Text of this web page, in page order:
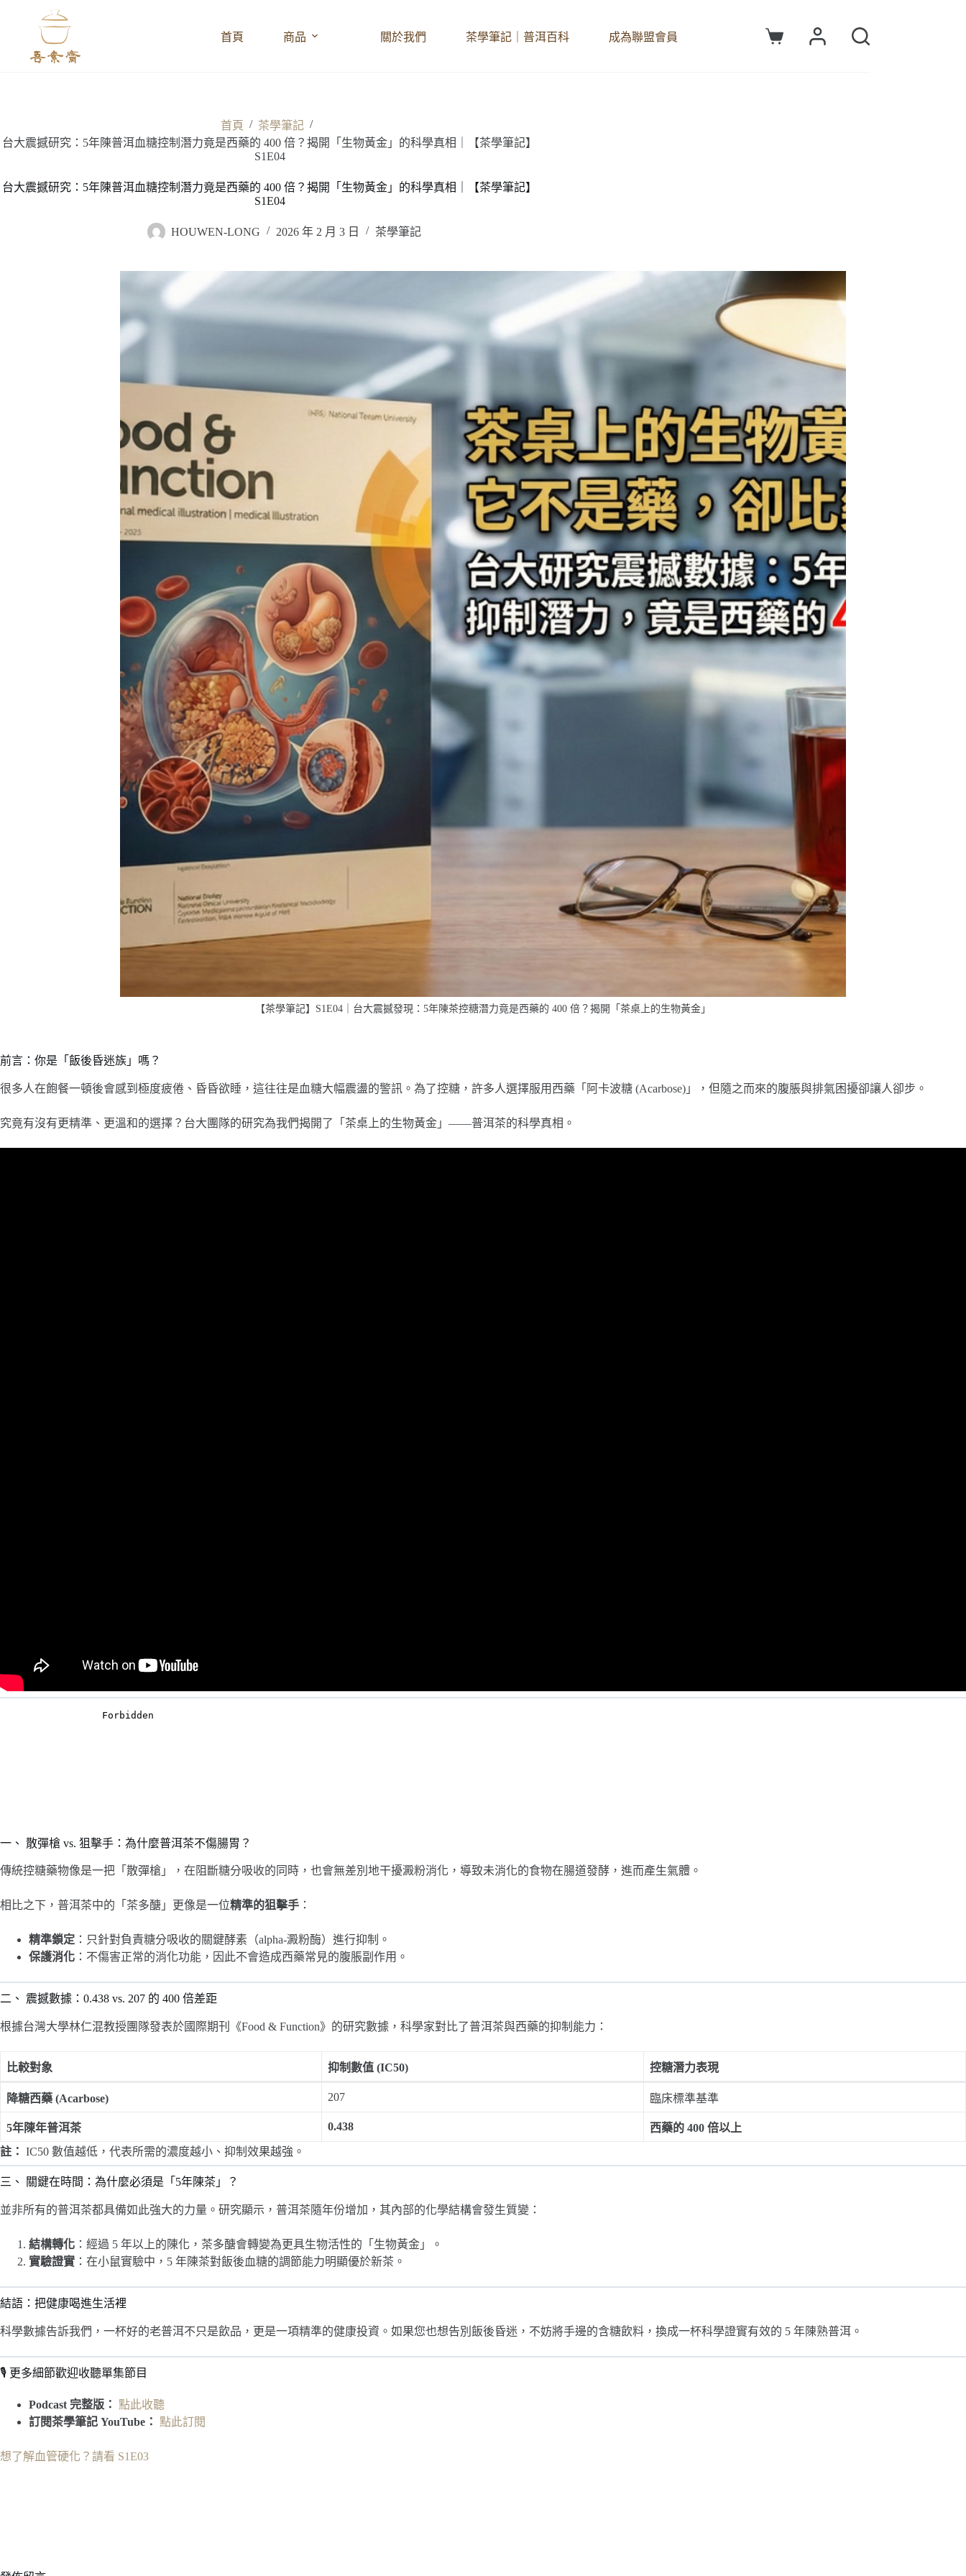
首頁 商品 關於我們 茶學筆記｜普洱百科 成為聯盟會員
購
首頁 / 茶學筆記 /
台大震撼研究：5年陳普洱血糖控制潛力竟是西藥的 400 倍？揭開「生物黃金」的科學真相｜【茶學筆記】
S1E04
台大震撼研究：5年陳普洱血糖控制潛力竟是西藥的 400 倍？揭開「生物黃金」的科學真相｜【茶學筆記】
S1E04
HOUWEN-LONG 2026 年 2 月 3 日 茶學筆記
【茶學筆記】S1E04｜台大震撼發現：5年陳茶控糖潛力竟是西藥的 400 倍？揭開「茶桌上的生物黃金」
前言：你是「飯後昏迷族」嗎？
很多人在飽餐一頓後會感到極度疲倦、昏昏欲睡，這往往是血糖大幅震盪的警訊。為了控糖，許多人選擇服用西藥「阿卡波糖 (Acarbose)」，但隨之而來的腹脹與排氣困擾卻讓人卻步。
究竟有沒有更精準、更溫和的選擇？台大團隊的研究為我們揭開了「茶桌上的生物黃金」——普洱茶的科學真相。
一、 散彈槍 vs. 狙擊手：為什麼普洱茶不傷腸胃？
傳統控糖藥物像是一把「散彈槍」，在阻斷糖分吸收的同時，也會無差別地干擾澱粉消化，導致未消化的食物在腸道發酵，進而產生氣體。
相比之下，普洱茶中的「茶多醣」更像是一位精準的狙擊手 ：
精準鎖定 ：只針對負責糖分吸收的關鍵酵素（alpha-澱粉酶）進行抑制。
保護消化 ：不傷害正常的消化功能，因此不會造成西藥常見的腹脹副作用。
二、 震撼數據：0.438 vs. 207 的 400 倍差距
根據台灣大學林仁混教授團隊發表於國際期刊《Food & Function》的研究數據，科學家對比了普洱茶與西藥的抑制能力：
比較對象 抑制數值 (IC50​) 控糖潛力表現
降糖西藥 (Acarbose) 207 臨床標準基準
5年陳年普洱茶 0.438
西藥的 400 倍以上
註： IC50 數值越低，代表所需的濃度越小、抑制效果越強。
三、 關鍵在時間：為什麼必須是「5年陳茶」？
並非所有的普洱茶都具備如此強大的力量。研究顯示，普洱茶隨年份增加，其內部的化學結構會發生質變：
結構轉化 ：經過 5 年以上的陳化，茶多醣會轉變為更具生物活性的「生物黃金」。
實驗證實 ：在小鼠實驗中，5 年陳茶對飯後血糖的調節能力明顯優於新茶。
結語：把健康喝進生活裡
科學數據告訴我們，一杯好的老普洱不只是飲品，更是一項精準的健康投資。如果您也想告別飯後昏迷，不妨將手邊的含糖飲料，換成一杯科學證實有效的 5 年陳熟普洱。
🎙️ 更多細節歡迎收聽單集節目
Podcast 完整版：
點此收聽
訂閱茶學筆記 YouTube：
點此訂閱
想了解血管硬化？請看 S1E03